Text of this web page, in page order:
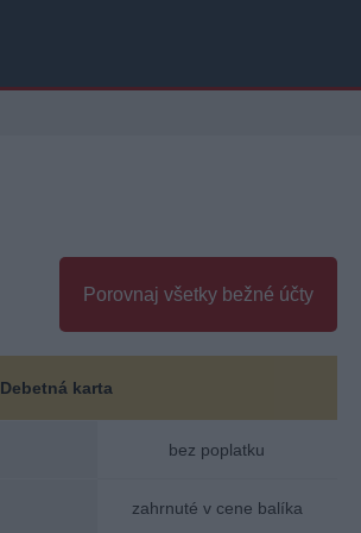
Porovnaj všetky bežné účty
Debetná karta
bez poplatku
zahrnuté v cene balíka